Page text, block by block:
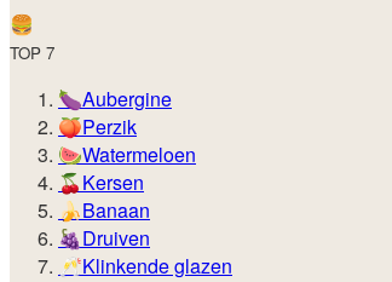
🍔️
TOP 7
🍆Aubergine
🍑Perzik
🍉Watermeloen
🍒Kersen
🍌Banaan
🍇Druiven
🥂Klinkende glazen